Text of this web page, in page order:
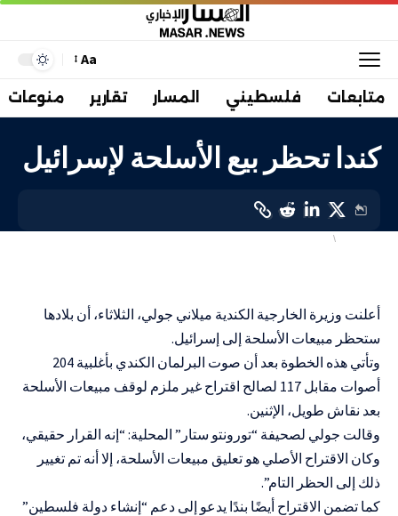
Aa
متابعات فلسطيني المسار تقارير منوعات
كندا تحظر بيع الأسلحة لإسرائيل
أهم الاخباردولي
أعلنت وزيرة الخارجية الكندية ميلاني جولي، الثلاثاء، أن بلادها
ستحظر مبيعات الأسلحة إلى إسرائيل.
وتأتي هذه الخطوة بعد أن صوت البرلمان الكندي بأغلبية 204
أصوات مقابل 117 لصالح اقتراح غير ملزم لوقف مبيعات الأسلحة
بعد نقاش طويل، الإثنين.
وقالت جولي لصحيفة “تورونتو ستار” المحلية: “إنه القرار حقيقي،
وكان الاقتراح الأصلي هو تعليق مبيعات الأسلحة، إلا أنه تم تغيير
ذلك إلى الحظر التام”.
كما تضمن الاقتراح أيضًا بندًا يدعو إلى دعم “إنشاء دولة فلسطين”